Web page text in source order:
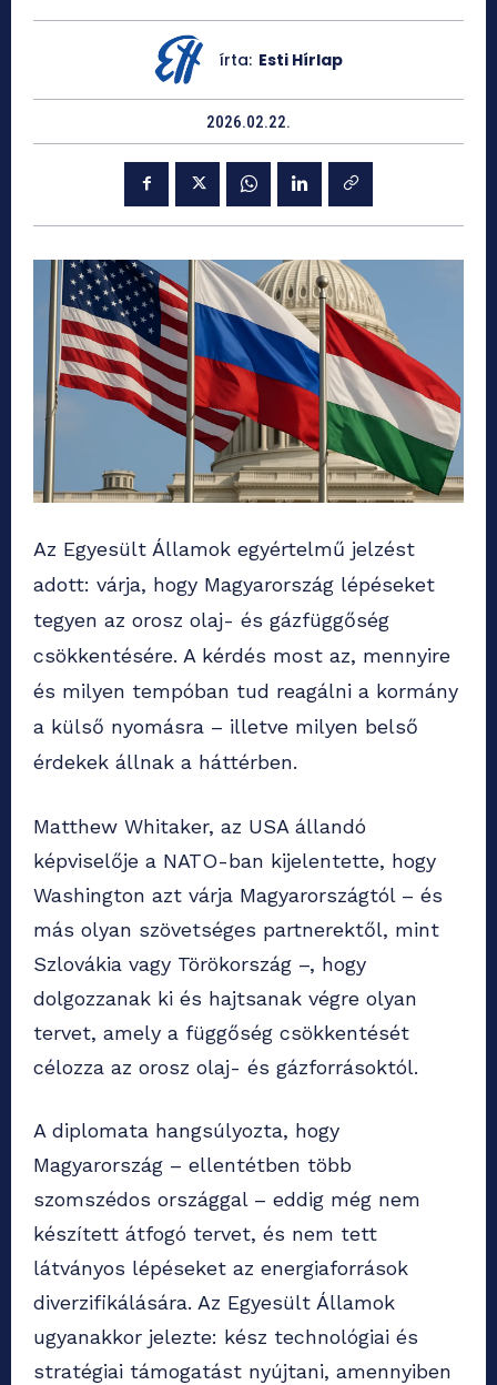
írta: Esti Hírlap
2026.02.22.
Az Egyesült Államok egyértelmű jelzést
adott: várja, hogy Magyarország lépéseket
tegyen az orosz olaj- és gázfüggőség
csökkentésére. A kérdés most az, mennyire
és milyen tempóban tud reagálni a kormány
a külső nyomásra – illetve milyen belső
érdekek állnak a háttérben.
Matthew Whitaker, az USA állandó
képviselője a NATO-ban kijelentette, hogy
Washington azt várja Magyarországtól – és
más olyan szövetséges partnerektől, mint
Szlovákia vagy Törökország –, hogy
dolgozzanak ki és hajtsanak végre olyan
tervet, amely a függőség csökkentését
célozza az orosz olaj- és gázforrásoktól.
A diplomata hangsúlyozta, hogy
Magyarország – ellentétben több
szomszédos országgal – eddig még nem
készített átfogó tervet, és nem tett
látványos lépéseket az energiaforrások
diverzifikálására. Az Egyesült Államok
ugyanakkor jelezte: kész technológiai és
stratégiai támogatást nyújtani, amennyiben